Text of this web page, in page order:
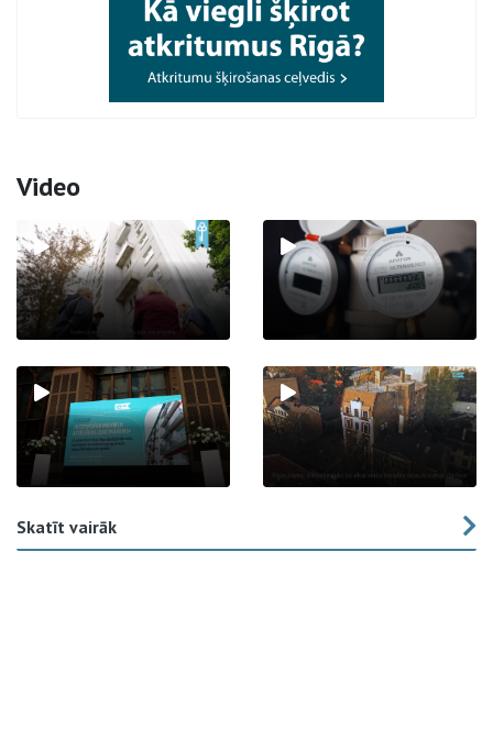
Video
Skatīt vairāk